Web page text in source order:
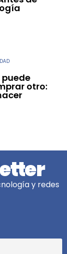
puede
otro:
y redes